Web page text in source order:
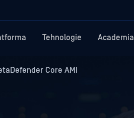
Tehnologie Academia
Core AMI